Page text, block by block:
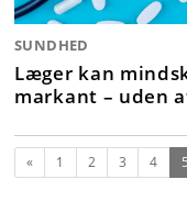
SUNDHED
Læger kan
markant – uden
Forrige
« 1 2 3 4 5